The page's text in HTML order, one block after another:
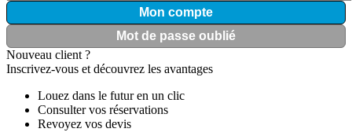
Mon compte
Mot de passe oublié
Nouveau client ?
Inscrivez-vous et découvrez les avantages
Louez dans le futur en un clic
Consulter vos réservations
Revoyez vos devis